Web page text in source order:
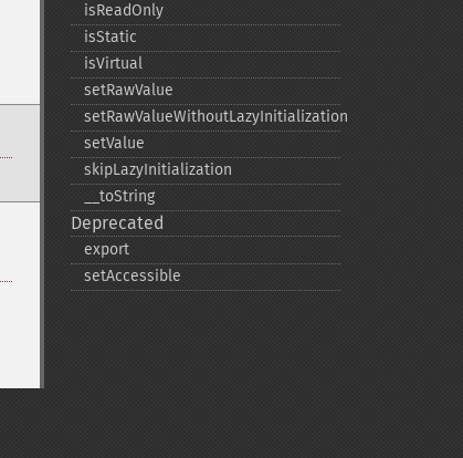
isReadOnly
isStatic
isVirtual
setRawValue
setRawValueWithoutLazyInitialization
setValue
skipLazyInitialization
_​_​toString
Deprecated
export
setAccessible